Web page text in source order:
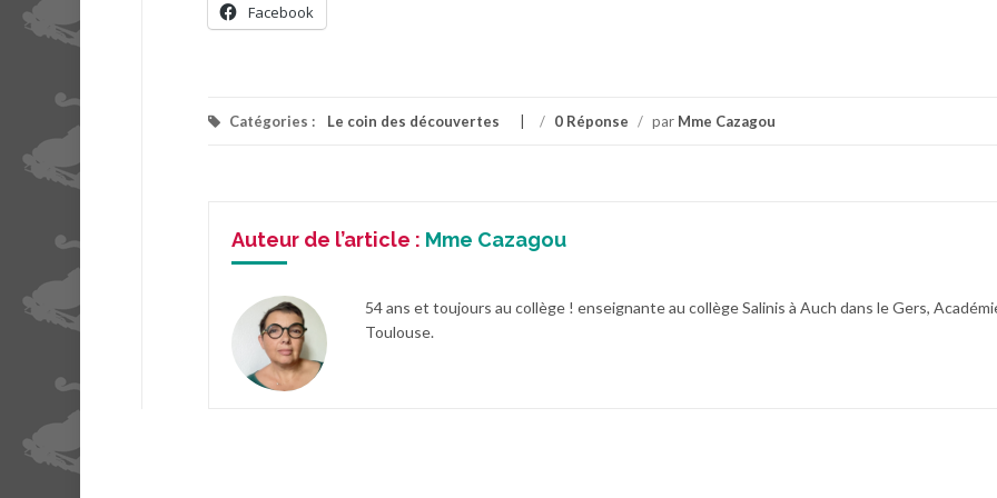
Facebook
Catégories : Le coin des découvertes / 0 Réponse / par Mme Cazagou
Auteur de l’article : Mme Cazagou
54 ans et toujours au collège ! enseignante au collège Salinis à Auch dans le Gers,
Toulouse.